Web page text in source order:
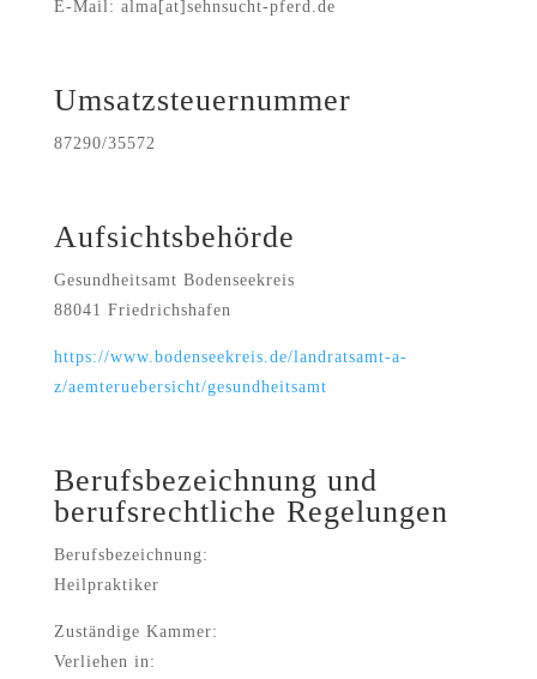
E-Mail: alma[at]sehnsucht-pferd.de
Umsatzsteuernummer
87290/35572
Aufsichtsbehörde
Gesundheitsamt Bodenseekreis
88041 Friedrichshafen
https://www.bodenseekreis.de/landratsamt-a-
z/aemteruebersicht/gesundheitsamt
Berufsbezeichnung und
berufsrechtliche Regelungen
Berufsbezeichnung:
Heilpraktiker
Zuständige Kammer:
Verliehen in: